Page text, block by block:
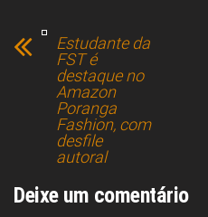
ce
b
o
ok
a
d
s
Estudante da
FST é
destaque no
Amazon
Poranga
Fashion, com
desfile
autoral
Deixe um comentário